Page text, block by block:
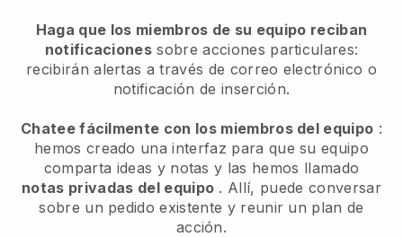
Haga que los miembros de su equipo reciban
notificaciones sobre acciones particulares:
recibirán alertas a través de correo electrónico o
notificación de inserción.
Chatee fácilmente con los miembros del equipo :
hemos creado una interfaz para que su equipo
comparta ideas y notas y las hemos llamado
notas privadas del equipo . Allí, puede conversar
sobre un pedido existente y reunir un plan de
acción.